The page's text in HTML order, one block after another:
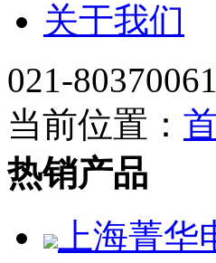
关于我们
021-80370061
当前位置：
热销产品
上海菁